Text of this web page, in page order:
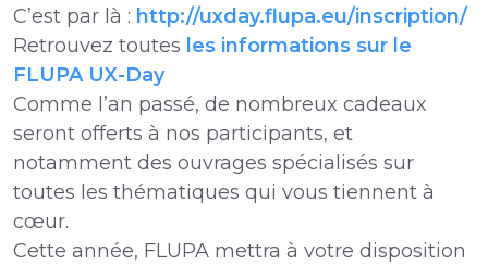
C’est par là : http://uxday.flupa.eu/inscription/
Retrouvez toutes les informations sur le
FLUPA UX-Day
Comme l’an passé, de nombreux cadeaux
seront offerts à nos participants, et
notamment des ouvrages spécialisés sur
toutes les thématiques qui vous tiennent à
cœur.
Cette année, FLUPA mettra à votre disposition